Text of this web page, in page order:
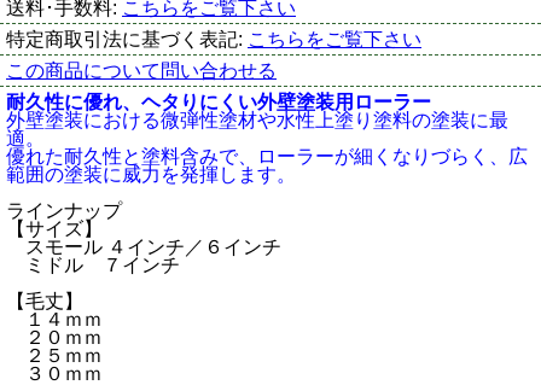
送料･手数料: こちらをご覧下さい
特定商取引法に基づく表記: こちらをご覧下さい
この商品について問い合わせる
耐久性に優れ、ヘタりにくい外壁塗装用ローラー
外壁塗装における微弾性塗材や水性上塗り塗料の塗装に最
適。
優れた耐久性と塗料含みで、ローラーが細くなりづらく、広
範囲の塗装に威力を発揮します。
ラインナップ
【サイズ】
スモール ４インチ／６インチ
ミドル ７インチ
【毛丈】
１４ｍｍ
２０ｍｍ
２５ｍｍ
３０ｍｍ